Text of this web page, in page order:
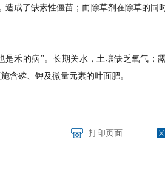
成了缺素性僵苗；而除草剂在除草的同
禾的病”。长期关水，土壤缺乏氧气；
含磷、钾及微量元素的叶面肥。
打印页面